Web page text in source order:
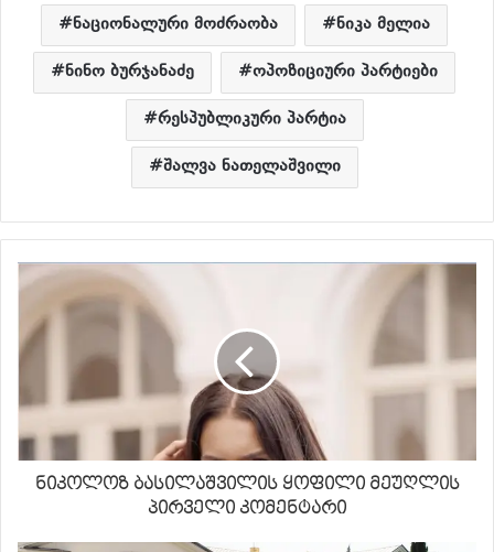
ნაციონალური მოძრაობა
ნიკა მელია
ნინო ბურჯანაძე
ოპოზიციური პარტიები
რესპუბლიკური პარტია
შალვა ნათელაშვილი
ნიკოლოზ ბასილაშვილის ყოფილი მეუღლის
პირველი კომენტარი